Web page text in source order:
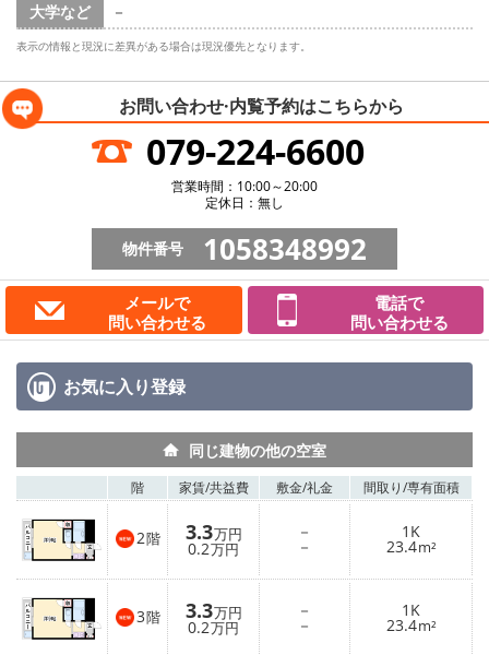
大学など
－
表示の情報と現況に差異がある場合は現況優先となります。
お問い合わせ·内覧予約はこちらから
079-224-6600
営業時間：10:00～20:00
定休日：無し
物件番号 1058348992
メールで
問い合わせる
電話で
問い合わせる
お気に入り登録
同じ建物の他の空室
階 家賃/共益費 敷金/礼金 間取り/専有面積
2階 3.3万円
0.2万円
－
－
1K
23.4m²
3階 3.3万円
0.2万円
－
－
1K
23.4m²